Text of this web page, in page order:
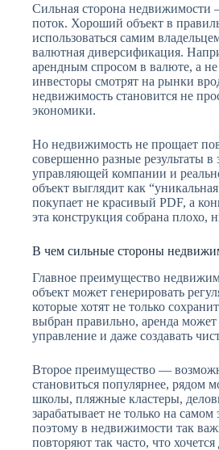
Сильная сторона недвижимости
поток. Хороший объект в
использоваться самим
валютная диверсификация.
арендным спросом в валюте, а
инвесторы смотрят на рынки
недвижимость становится не
экономики.
Но недвижимость не прощает
совершенно разные результаты в
управляющей компании и
объект выглядит как
покупает не красивый PDF, а
эта конструкция собрана плохо,
В чем сильные стороны
Главное преимущество
объект может генерировать
которые хотят не только
выбран правильно, аренда
управление и даже создавать
Второе преимущество —
становиться популярнее, рядом
школы, пляжные кластеры,
зарабатывает не только на
поэтому в недвижимости так
повторяют так часто, что